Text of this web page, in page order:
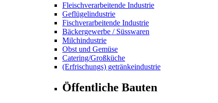
Fleischverarbeitende Industrie
Geflügelindustrie
Fischverarbeitende Industrie
Bäckergewerbe / Süsswaren
Milchindustrie
Obst und Gemüse
Catering/Großküche
(Erfrischungs) getränkeindustrie
Öffentliche Bauten